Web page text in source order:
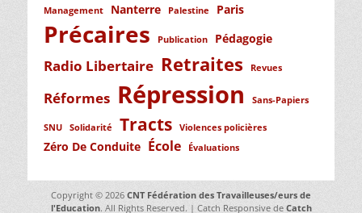
Management Nanterre Palestine Paris
Précaires Publication Pédagogie
Radio Libertaire Retraites Revues
Réformes Répression Sans-Papiers
SNU Solidarité Tracts Violences policières
Zéro De Conduite École Évaluations
Copyright © 2026 CNT Fédération des Travailleuses/eurs de
l'Education. All Rights Reserved. | Catch Responsive de Catch